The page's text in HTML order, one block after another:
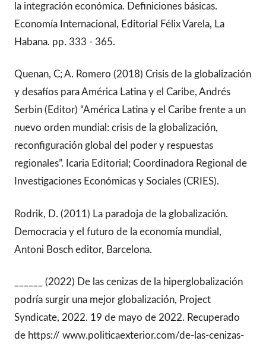
la integración económica. Definiciones básicas.
Economía Internacional, Editorial Félix Varela, La
Habana. pp. 333 - 365.
Quenan, C; A. Romero (2018) Crisis de la globalización
y desafíos para América Latina y el Caribe, Andrés
Serbin (Editor) “América Latina y el Caribe frente a un
nuevo orden mundial: crisis de la globalización,
reconfiguración global del poder y respuestas
regionales”. Icaria Editorial; Coordinadora Regional de
Investigaciones Económicas y Sociales (CRIES).
Rodrik, D. (2011) La paradoja de la globalización.
Democracia y el futuro de la economía mundial,
Antoni Bosch editor, Barcelona.
______ (2022) De las cenizas de la hiperglobalización
podría surgir una mejor globalización, Project
Syndicate, 2022. 19 de mayo de 2022. Recuperado
de https:// www.politicaexterior.com/de-las-cenizas-